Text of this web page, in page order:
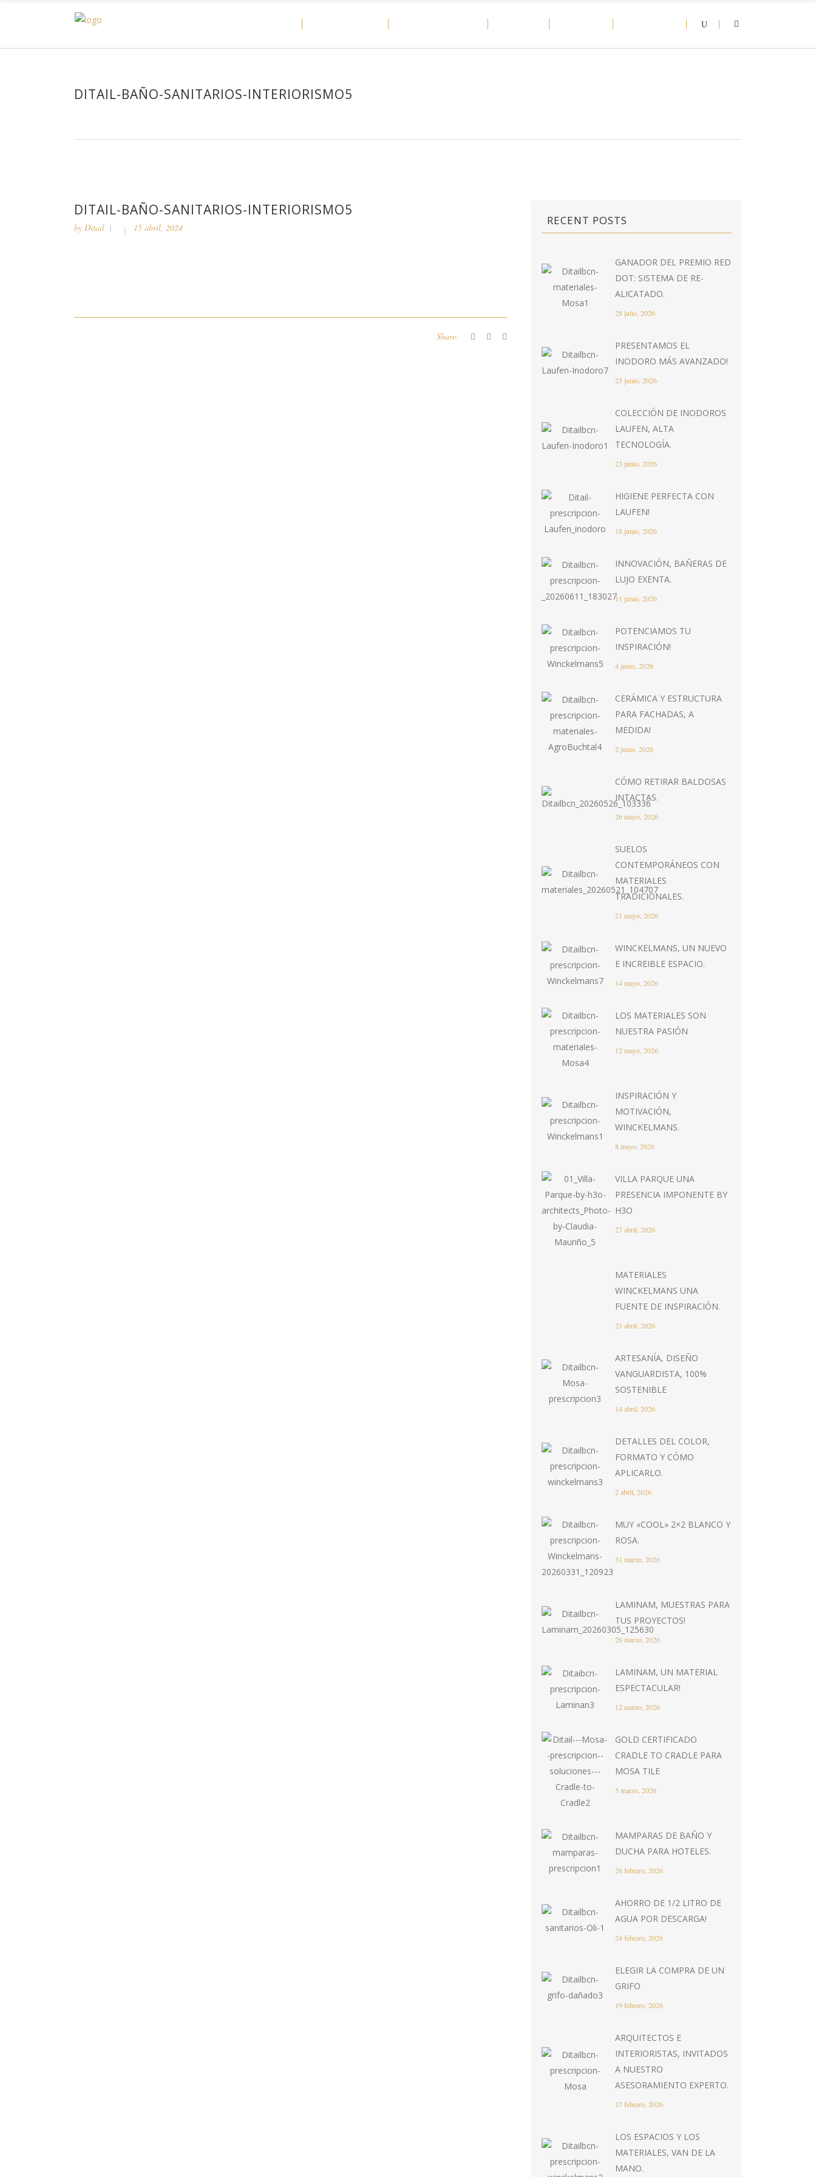
DITAIL-BAÑO-SANITARIOS-INTERIORISMO5
DITAIL-BAÑO-SANITARIOS-INTERIORISMO5
by Ditail 15 abril, 2024
Share:
RECENT POSTS
GANADOR DEL PREMIO RED
DOT: SISTEMA DE RE-
ALICATADO.
28 julio, 2026
PRESENTAMOS EL
INODORO MÁS AVANZADO!
25 junio, 2026
COLECCIÓN DE INODOROS
LAUFEN, ALTA
TECNOLOGÍA.
23 junio, 2026
HIGIENE PERFECTA CON
LAUFEN!
18 junio, 2026
INNOVACIÓN, BAÑERAS DE
LUJO EXENTA.
11 junio, 2026
POTENCIAMOS TU
INSPIRACIÓN!
4 junio, 2026
CERÁMICA Y ESTRUCTURA
PARA FACHADAS, A
MEDIDA!
2 junio, 2026
CÓMO RETIRAR BALDOSAS
INTACTAS.
26 mayo, 2026
SUELOS
CONTEMPORÁNEOS CON
MATERIALES
TRADICIONALES.
21 mayo, 2026
WINCKELMANS, UN NUEVO
E INCREIBLE ESPACIO.
14 mayo, 2026
LOS MATERIALES SON
NUESTRA PASIÓN
12 mayo, 2026
INSPIRACIÓN Y
MOTIVACIÓN,
WINCKELMANS.
8 mayo, 2026
VILLA PARQUE UNA
PRESENCIA IMPONENTE BY
H3O
27 abril, 2026
MATERIALES
WINCKELMANS UNA
FUENTE DE INSPIRACIÓN.
21 abril, 2026
ARTESANÍA, DISEÑO
VANGUARDISTA, 100%
SOSTENIBLE
14 abril, 2026
DETALLES DEL COLOR,
FORMATO Y CÓMO
APLICARLO.
2 abril, 2026
MUY «COOL» 2×2 BLANCO Y
ROSA.
31 marzo, 2026
LAMINAM, MUESTRAS PARA
TUS PROYECTOS!
26 marzo, 2026
LAMINAM, UN MATERIAL
ESPECTACULAR!
12 marzo, 2026
GOLD CERTIFICADO
CRADLE TO CRADLE PARA
MOSA TILE
5 marzo, 2026
MAMPARAS DE BAÑO Y
DUCHA PARA HOTELES.
26 febrero, 2026
AHORRO DE 1/2 LITRO DE
AGUA POR DESCARGA!
24 febrero, 2026
ELEGIR LA COMPRA DE UN
GRIFO
19 febrero, 2026
ARQUITECTOS E
INTERIORISTAS, INVITADOS
A NUESTRO
ASESORAMIENTO EXPERTO.
17 febrero, 2026
LOS ESPACIOS Y LOS
MATERIALES, VAN DE LA
MANO.